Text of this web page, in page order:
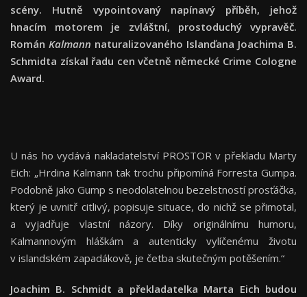
scény. Hutně vypointovaný napínavý příběh, jehož
hnacím motorem je zvláštní, prostoduchý vypravěč.
Román Kalmann naturalizovaného Islanďana Joachima B.
Schmidta získal řadu cen včetně německé Crime Cologne
Award.
U nás ho vydává nakladatelství PROSTOR v překladu Marty
Eich: „Hrdina Kalmann tak trochu připomíná Forresta Gumpa.
Podobně jako Gump s neodolatelnou bezelstností prosťáčka,
který je uvnitř citlivý, popisuje situace, do nichž se přimotal,
a vyjadřuje vlastní názory. Díky originálnímu humoru,
Kalmannovým hláškám a autenticky vylíčenému životu
v islandském zapadákově, je četba skutečným potěšením.“
Joachim B. Schmidt a překladatelka Marta Eich budou